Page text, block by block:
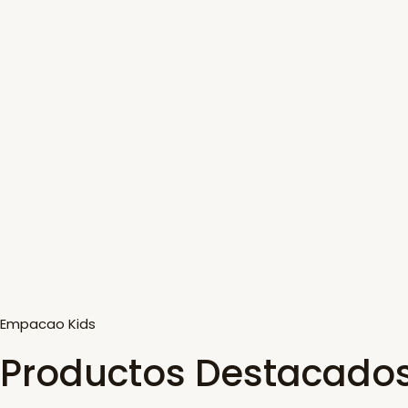
Empacao Kids
Productos